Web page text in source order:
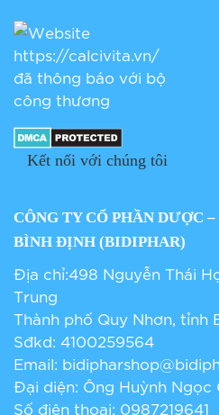
Kết nối với chúng tôi
CÔNG TY CỔ PHẦN DƯỢC
BÌNH ĐỊNH (BIDIPHAR)
Địa chỉ:498 Nguyễn Thái
Trung
Thành phố Quy Nhơn, tỉnh
Sđkd: 4100259564
Email:
Đại diện: Ông Huỳnh Ngọc
Số điện thoại: 0987219641